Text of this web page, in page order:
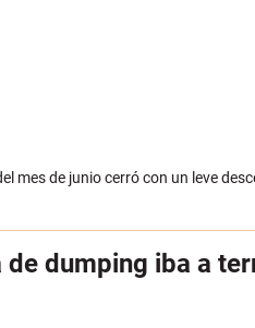
mes de junio cerró con un leve
dumping iba a